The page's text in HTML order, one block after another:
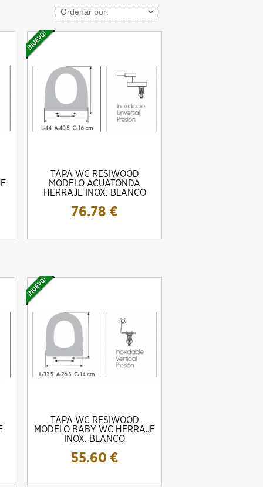
TAPA WC RESIWOOD
MODELO ACUATONDA
HERRAJE INOX. BLANCO
76.78 €
TAPA WC RESIWOOD
MODELO BABY WC HERRAJE
INOX. BLANCO
55.60€